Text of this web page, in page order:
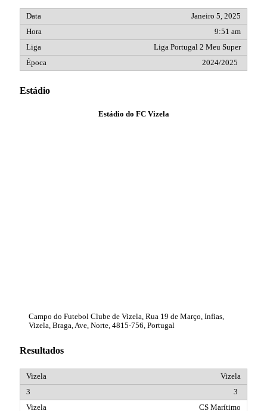
Janeiro 5, 2025
9:51 am
Liga Portugal 2 Meu Super
2024/2025
Estádio
Estádio do FC Vizela
Campo do Futebol Clube de Vizela, Rua 19 de Março, Infias,
Vizela, Braga, Ave, Norte, 4815-756, Portugal
Resultados
Vizela
3
CS Marítimo